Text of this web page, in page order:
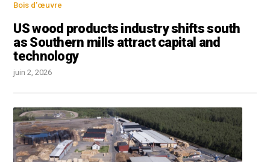
Bois d’œuvre
US wood products industry shifts south
as Southern mills attract capital and
technology
juin 2, 2026